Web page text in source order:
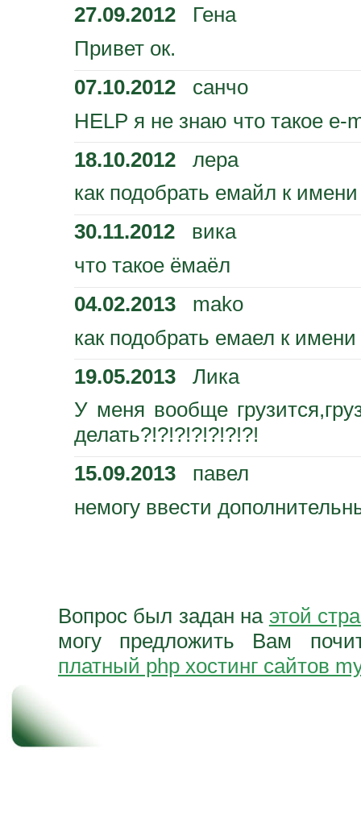
27.09.2012 Гена
Привет ок.
07.10.2012 санчо
HELP я не знаю что такое e-
18.10.2012 лера
как подобрать емайл к
30.11.2012 вика
что такое ёмаёл
04.02.2013 mako
как подобрать емаел к
19.05.2013 Лика
У меня вообще
делать?!?!?!?!?!?!?!
15.09.2013 павел
немогу ввести
Вопрос был задан на этой
могу предложить Вам
платный php хостинг сайтов